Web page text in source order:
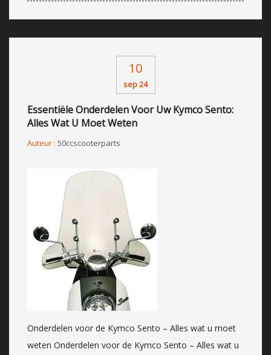
10
sep 24
Essentiële Onderdelen Voor Uw Kymco Sento:
Alles Wat U Moet Weten
Auteur : 50ccscooterparts
Onderdelen voor de Kymco Sento – Alles wat u moet
weten Onderdelen voor de Kymco Sento – Alles wat u